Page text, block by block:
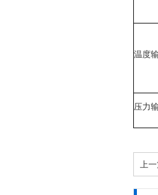
温度
压力
上